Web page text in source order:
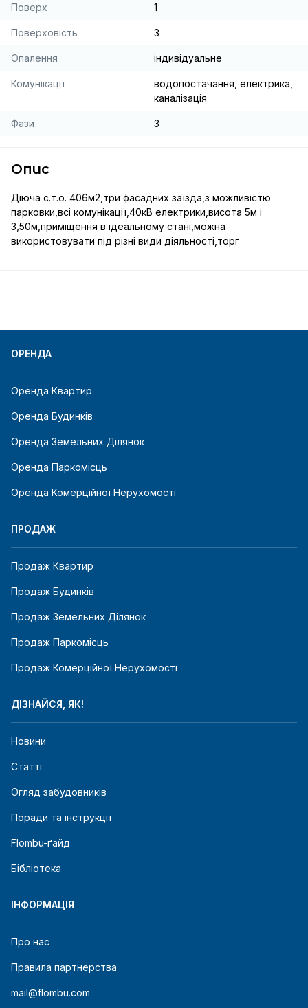
Поверх 1
Поверховість 3
Опалення індивідуальне
Комунікації
водопостачання, електрика,
каналізація
Фази 3
Опис
Діюча с.т.о. 406м2,три фасадних заїзда,з можливістю
парковки,всі комунікації,40кВ електрики,висота 5м і
3,50м,приміщення в ідеальному стані,можна
використовувати під різні види діяльності,торг
ОРЕНДА
Оренда Квартир
Оренда Будинків
Оренда Земельних Ділянок
Оренда Паркомісць
Оренда Комерційної Нерухомості
ПРОДАЖ
Продаж Квартир
Продаж Будинків
Продаж Земельних Ділянок
Продаж Паркомісць
Продаж Комерційної Нерухомості
ДІЗНАЙСЯ, ЯК!
Новини
Статті
Огляд забудовників
Поради та інструкції
Flombu-ґайд
Бібліотека
ІНФОРМАЦІЯ
Про нас
Правила партнерства
mail@flombu.com